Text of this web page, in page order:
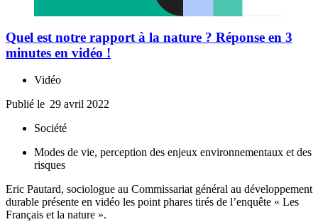
Quel est notre rapport à la nature ? Réponse en 3
minutes en vidéo !
Vidéo
Publié le 29 avril 2022
Société
Modes de vie, perception des enjeux environnementaux et des
risques
Eric Pautard, sociologue au Commissariat général au développement
durable présente en vidéo les point phares tirés de l’enquête « Les
Français et la nature ».